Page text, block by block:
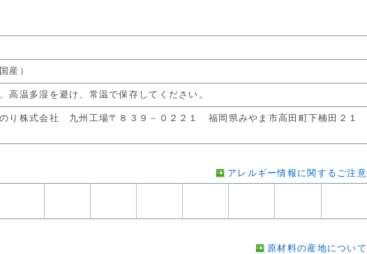
産）
高温多湿を避け、常温で保存してください。
り株式会社 九州工場〒８３９－０２２１ 福岡県みやま市高田町下楠田２１
アレルギー情報に関するご注意
原材料の産地について